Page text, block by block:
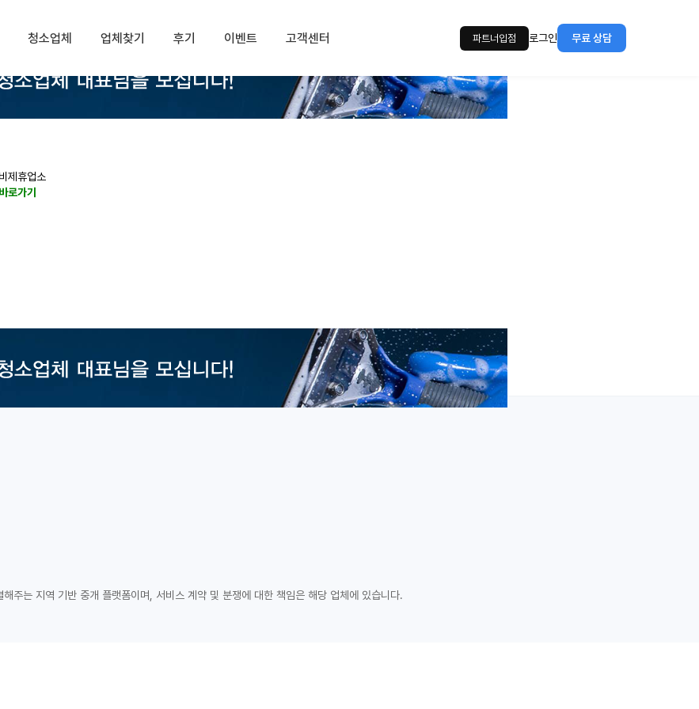
청소업체 업체찾기 후기 이벤트 고객센터 파트너입점 로그인 무료 상담
비제휴업소
바로가기
주는 지역 기반 중개 플랫폼이며, 서비스 계약 및 분쟁에 대한 책임은 해당 업체에 있습니다.